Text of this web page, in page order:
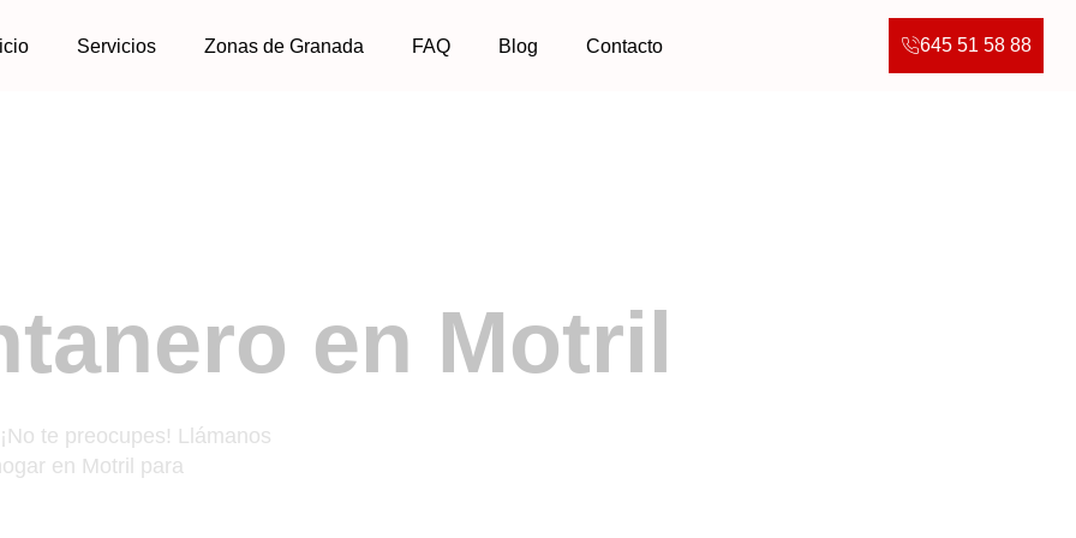
Servicios Zonas de Granada FAQ Blog Contacto 645 51 58 88
en Motril
¡No te preocupes! Llámanos
en Motril para